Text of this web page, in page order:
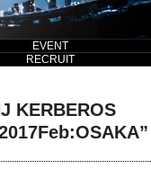
EVENT
RECRUIT
KERBEROS